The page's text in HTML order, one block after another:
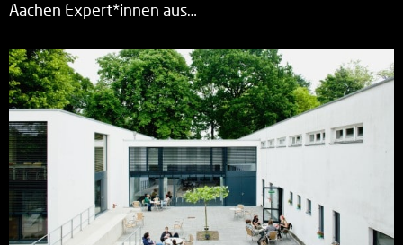
Aachen Expert*innen aus…